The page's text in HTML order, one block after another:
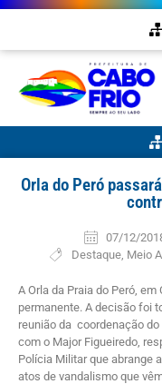
Orla do Peró
07/12/
Destaque, Meio
A Orla da Praia do Peró,
permanente. A decisão foi
reunião da coordenação do
com o Major Figueiredo,
Polícia Militar que abrange
atos de vandalismo que